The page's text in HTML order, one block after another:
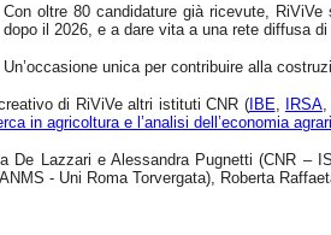
Con oltre 80 candidature già ricevute,
dopo il 2026, e a dare vita a una rete diffusa
Un’occasione unica per contribuire alla
di RiViVe altri istituti CNR (IBE IRSA,
in agricoltura e l’analisi dell’economia
De Lazzari e Alessandra Pugnetti (CNR –
- Uni Roma Torvergata), Roberta